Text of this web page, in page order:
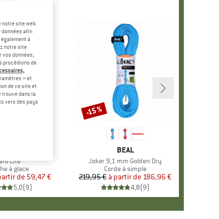
Lite
group
à glace
Prix
Prix réduit
de 59,47 €
5,0(9)
%
MARQUE
BEAL
Article
Joker 9,1 mm Golden Dry
Product group
Corde à simple
Prix
219,95 € Prix réduit
à partir de 186,96 €
4,8(9)
Remise
-15 %
site web.
afin
à
notre site
données,
procédions de
» et
de ce site et
trouve dans la
vers des pays